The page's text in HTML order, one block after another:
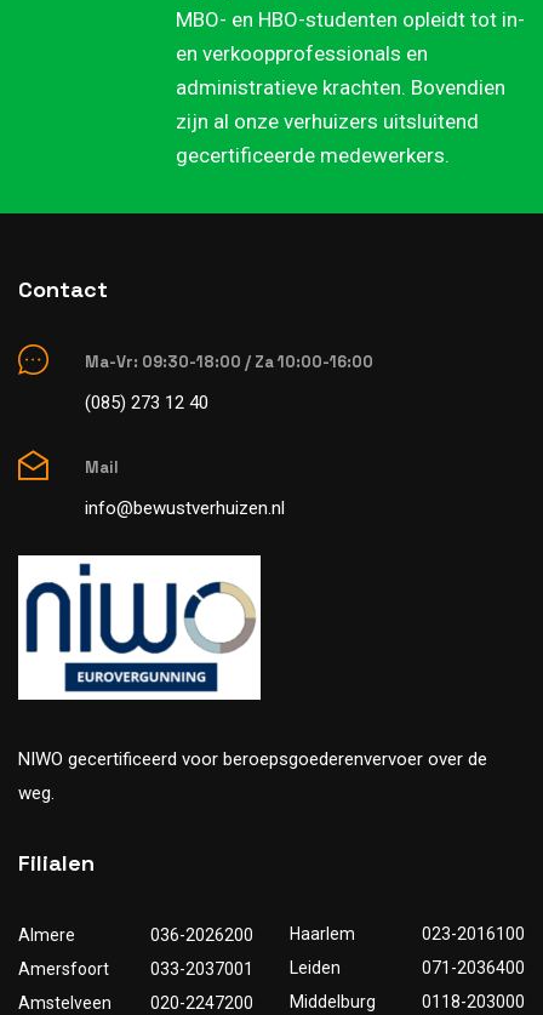
MBO- en HBO-studenten opleidt tot in-
en verkoopprofessionals en
administratieve krachten. Bovendien
zijn al onze verhuizers uitsluitend
gecertificeerde medewerkers.
Contact
Ma-Vr: 09:30-18:00 / Za 10:00-16:00
(085) 273 12 40
Mail
info@bewustverhuizen.nl
NIWO gecertificeerd voor beroepsgoederenvervoer over de
weg.
Filialen
Almere
036-2026200
Amersfoort
033-2037001
Amstelveen
020-2247200
Haarlem
023-2016100
Leiden
071-2036400
Middelburg
0118-203000